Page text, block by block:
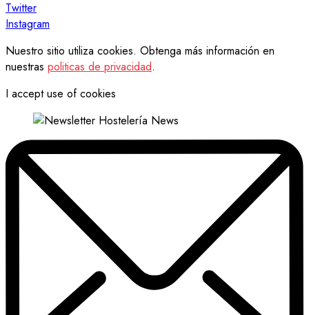
Twitter
Instagram
Nuestro sitio utiliza cookies. Obtenga más información en
nuestras politicas de privacidad.
I accept use of cookies